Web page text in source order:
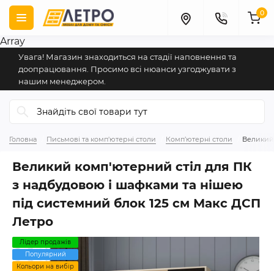
Array
Увага! Магазин знаходиться на стадії наповнення та
доопрацювання. Просимо всі нюанси узгоджувати з
нашим менеджером.
0
Головна Письмові та комп'ютерні столи Комп’ютерні столи
Великий комп'ютерний стіл для ПК
з надбудовою і шафками та нішею
під системний блок 125 см Макс ДСП
Летро
Лідер продажів
Популярний
Кольори на вибір